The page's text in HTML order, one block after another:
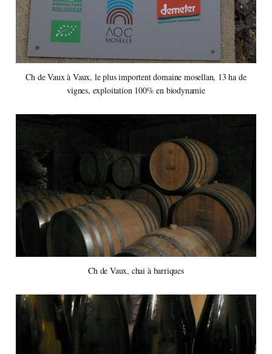
Ch de Vaux à Vaux, le plus importent domaine mosellan, 13 ha de
vignes, exploitation 100% en biodynamie
Ch de Vaux, chai à barriques